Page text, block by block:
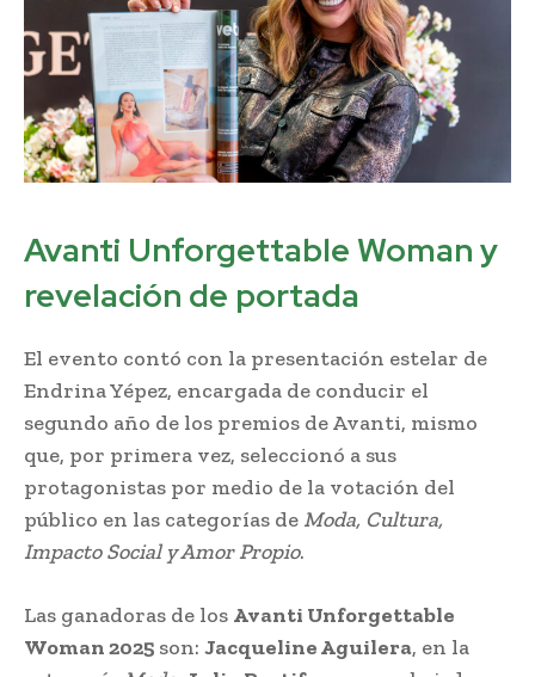
Avanti Unforgettable Woman y
revelación de portada
El evento contó con la presentación estelar de
Endrina Yépez, encargada de conducir el
segundo año de los premios de Avanti, mismo
que, por primera vez, seleccionó a sus
protagonistas por medio de la votación del
público en las categorías de Moda, Cultura,
Impacto Social y Amor Propio.
Las ganadoras de los Avanti Unforgettable
Woman 2025 son: Jacqueline Aguilera, en la